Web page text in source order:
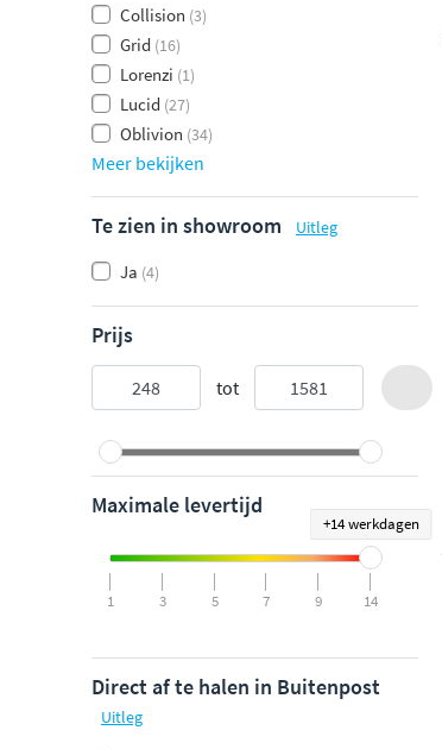
Collision (3)
Grid (16)
Lorenzi (1)
Lucid (27)
Oblivion (34)
Meer bekijken
Te zien in showroom Uitleg
Ja (4)
Prijs
tot
Maximale levertijd
+14 werkdagen
1 3 5 7 9 14
Direct af te halen in Buitenpost
Uitleg